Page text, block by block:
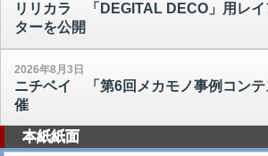
リリカラ 「DEGITAL DECO」用レイ
ターを公開
2026年8月3日
ニチベイ 「第6回メカモノ事例コンテ
催
本紙紙面